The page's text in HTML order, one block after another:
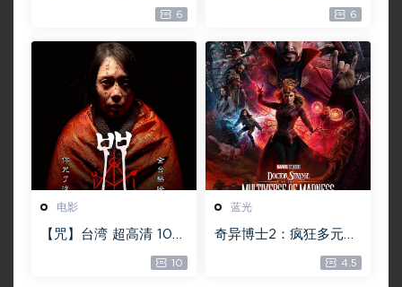
20.4GB [115网盘下载]
6
GB ISO【115网盘专用
下载】
6
电影
【咒】台湾 超高清 108
网目前最清晰版本】
10
蓝光
奇异博士2：疯狂多元宇
Doctor Strange in th
4.5